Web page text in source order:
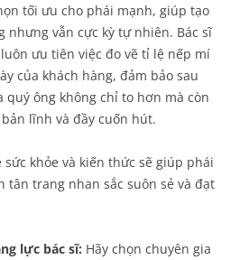
tối ưu cho phái mạnh, giúp tạo
nhưng vẫn cực kỳ tự nhiên. Bác sĩ
ưu tiên việc đo vẽ tỉ lệ nếp mí
của khách hàng, đảm bảo sau
ông không chỉ to hơn mà còn
lĩnh và đầy cuốn hút.
khỏe và kiến thức sẽ giúp phái
tân trang nhan sắc suôn sẻ và đạt
lực bác sĩ: Hãy chọn chuyên gia